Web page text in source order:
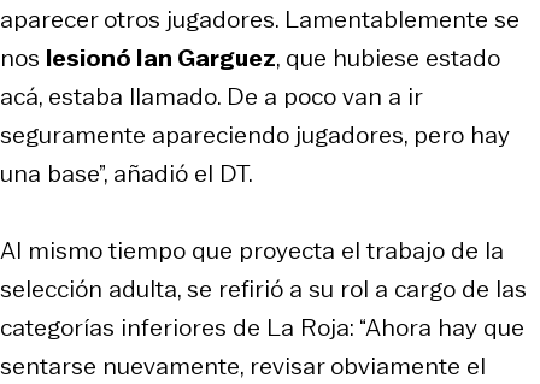
aparecer otros jugadores. Lamentablemente se
nos lesionó Ian Garguez, que hubiese estado
acá, estaba llamado. De a poco van a ir
seguramente apareciendo jugadores, pero hay
una base”, añadió el DT.
Al mismo tiempo que proyecta el trabajo de la
selección adulta, se refirió a su rol a cargo de las
categorías inferiores de La Roja: “Ahora hay que
sentarse nuevamente, revisar obviamente el